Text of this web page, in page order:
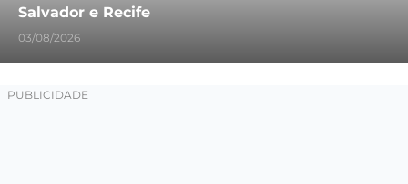
Salvador e Recife
03/08/2026